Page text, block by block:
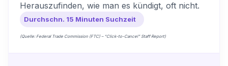
Herauszufinden, wie man es kündigt, oft nicht.
Durchschn. 15 Minuten Suchzeit
(Quelle: Federal Trade Commission (FTC) – “Click-to-Cancel” Staff Report)